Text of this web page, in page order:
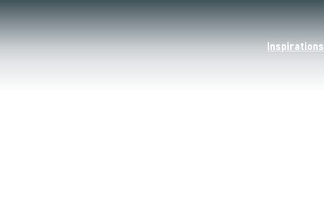
Inspirations